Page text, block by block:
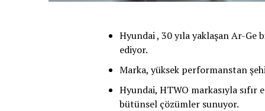
Hyundai , 30 yıla yaklaşan Ar-
ediyor.
Marka, yüksek performanstan
Hyundai, HTWO markasıyla
bütünsel çözümler sunuyor.